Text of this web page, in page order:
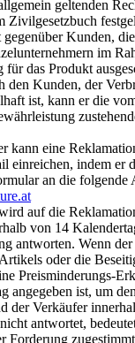
geltenden
Zivilgesetzbuch
Kunden,
im
für das Produkt
den Kunden, der
ist, kann er die
kann eine
einreichen, indem er
an die folgende
auf die
von 14
antworten. Wenn der
oder die
Preisminderungs-
angegeben ist, um
der Verkäufer
antwortet,
Forderung